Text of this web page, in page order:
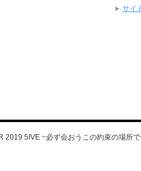
2019 5IVE ~必ず会おうこの約束の場所
サイ